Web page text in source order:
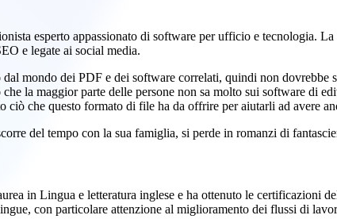
esperto appassionato di software per ufficio e tecnologia.
e legate ai social media.
mondo dei PDF e dei software correlati, quindi non
che la maggior parte delle persone non sa molto sui software di
ciò che questo formato di file ha da offrire per aiutarli ad avere
del tempo con la sua famiglia, si perde in romanzi di
in Lingua e letteratura inglese e ha ottenuto le
con particolare attenzione al miglioramento dei flussi di